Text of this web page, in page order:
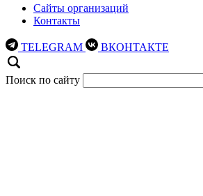
Сайты организаций
Контакты
TELEGRAM ВКОНТАКТЕ
Поиск по сайту